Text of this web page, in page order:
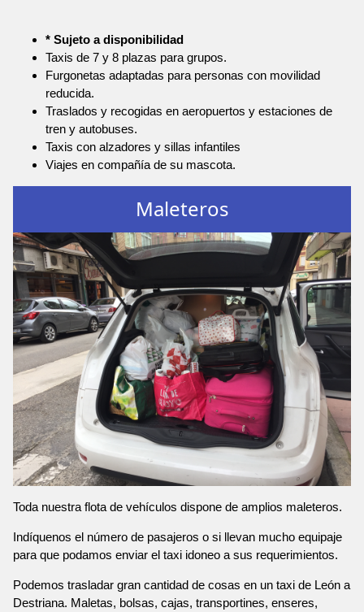
* Sujeto a disponibilidad
Taxis de 7 y 8 plazas para grupos.
Furgonetas adaptadas para personas con movilidad
reducida.
Traslados y recogidas en aeropuertos y estaciones de
tren y autobuses.
Taxis con alzadores y sillas infantiles
Viajes en compañía de su mascota.
Maleteros
Toda nuestra flota de vehículos dispone de amplios maleteros.
Indíquenos el número de pasajeros o si llevan mucho equipaje
para que podamos enviar el taxi idoneo a sus requerimientos.
Podemos trasladar gran cantidad de cosas en un taxi de León a
Destriana. Maletas, bolsas, cajas, transportines, enseres,